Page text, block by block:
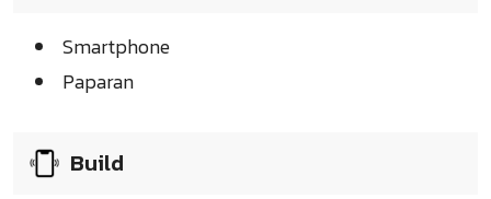
Smartphone
Paparan
Build